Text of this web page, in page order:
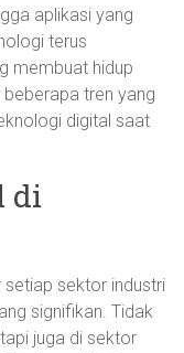
aplikasi yang
terus
membuat hidup
beberapa tren yang
digital saat
di
setiap sektor industri
signifikan. Tidak
juga di sektor